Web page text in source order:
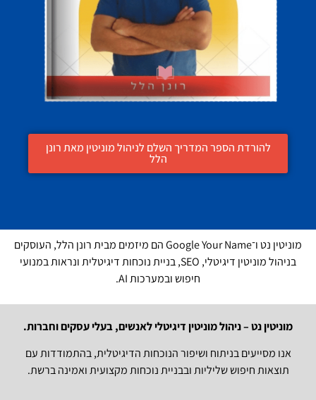
להורדת הספר המדריך השלם לניהול מוניטין מאת רונן
הלל
מוניטין נט ו־Google Your Name הם מיזמים מבית רונן הלל, העוסקים
בניהול מוניטין דיגיטלי, SEO, בניית נוכחות דיגיטלית ונראות במנועי
חיפוש ובמערכות AI.
מוניטין נט – ניהול מוניטין דיגיטלי לאנשים, בעלי עסקים וחברות.
אנו מסייעים בניתוח ושיפור הנוכחות הדיגיטלית, בהתמודדות עם
תוצאות חיפוש שליליות ובבניית נוכחות מקצועית ואמינה ברשת.